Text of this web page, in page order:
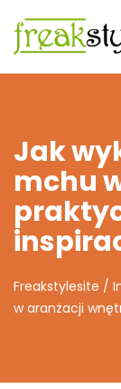
Jak
mchu
Freakstylesite /
w aranżacji